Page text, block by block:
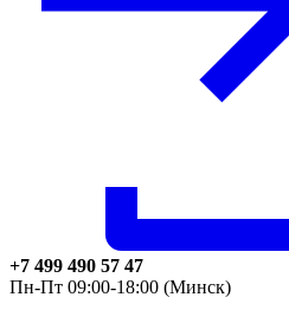
+7 499 490 57 47
Пн-Пт 09:00-18:00 (Минск)